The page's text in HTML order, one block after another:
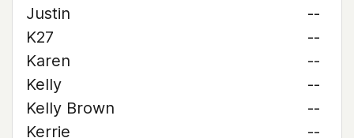
Justin
--
K27
--
Karen
--
Kelly
--
Kelly Brown
--
Kerrie
--